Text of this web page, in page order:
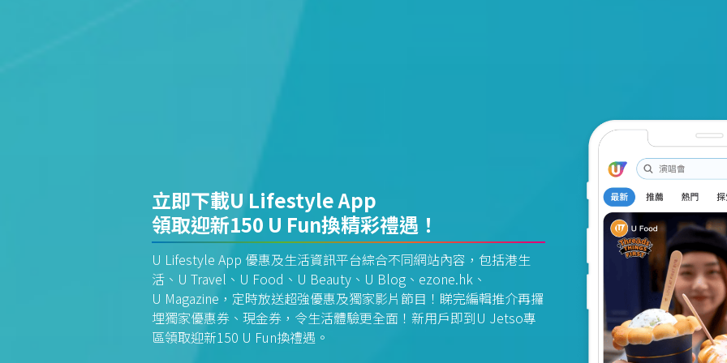
立即下載U Lifestyle App
領取迎新150 U Fun換精彩禮遇！
U Lifestyle App 優惠及生活資訊平台綜合不同網站內容，包括港生
活、U Travel、U Food、U Beauty、U Blog、ezone.hk、
U Magazine，定時放送超強優惠及獨家影片節目！睇完編輯推介再攞
埋獨家優惠券、現金券，令生活體驗更全面！新用戶即到U Jetso專
區領取迎新150 U Fun換禮遇。